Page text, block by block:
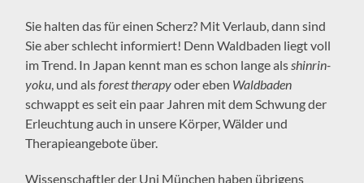
Sie halten das für einen Scherz? Mit Verlaub, dann sind
Sie aber schlecht informiert! Denn Waldbaden liegt voll
im Trend. In Japan kennt man es schon lange alsshinrin-
yoku, und alsforest therapyoder eben Waldbaden
schwappt es seit ein paar Jahren mit dem Schwung der
Erleuchtung auch in unsere Körper, Wälder und
Therapieangebote über.
Wissenschaftler der Uni München haben übrigens